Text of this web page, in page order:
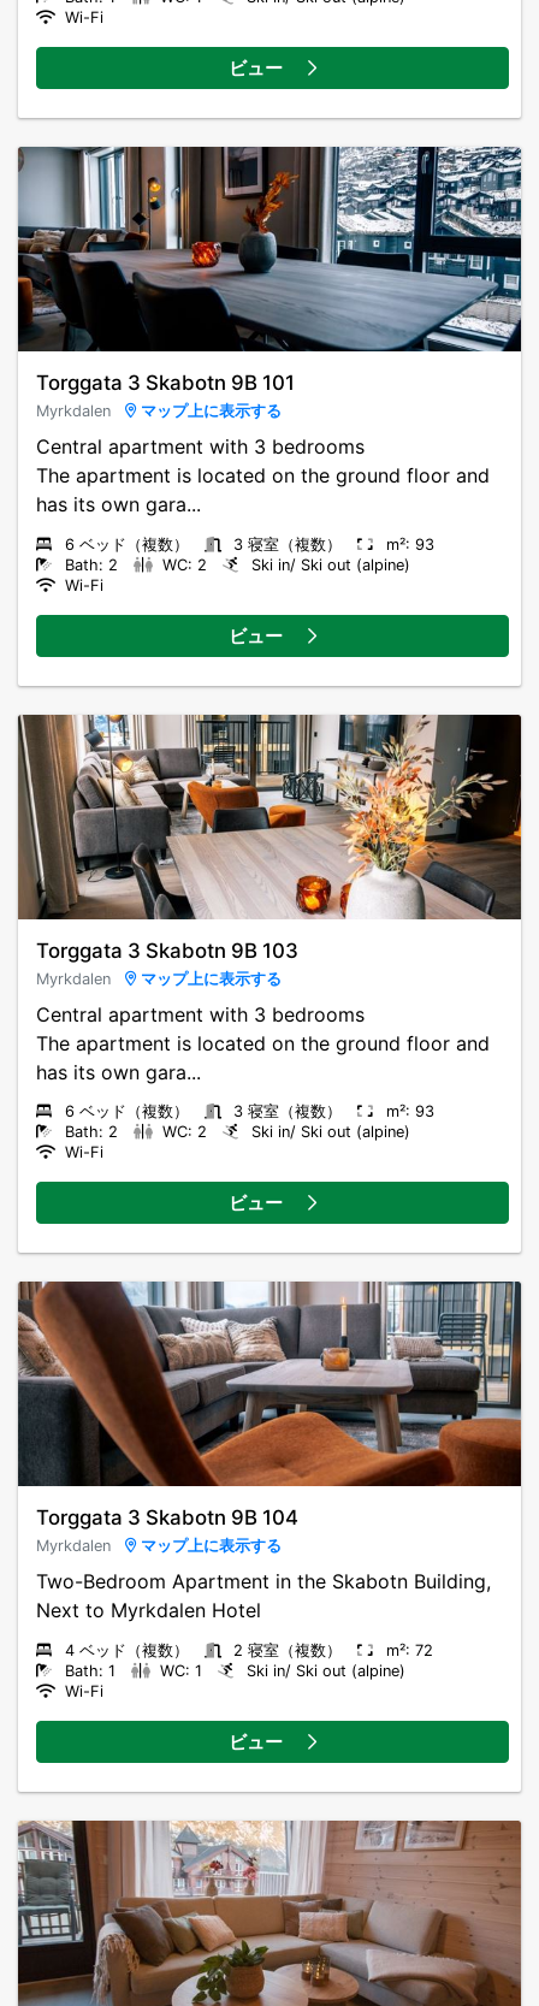
Wi-Fi
ビュー
Torggata 3 Skabotn 9B 101
Myrkdalen マップ上に表示する
Central apartment with 3 bedrooms
The apartment is located on the ground floor and
has its own gara...
6 ベッド（複数） 3 寝室（複数）
m²: 93
Bath: 2
WC: 2
Ski in/ Ski out (alpine)
Wi-Fi
ビュー
Torggata 3 Skabotn 9B 103
Myrkdalen マップ上に表示する
Central apartment with 3 bedrooms
The apartment is located on the ground floor and
has its own gara...
6 ベッド（複数） 3 寝室（複数）
m²: 93
Bath: 2
WC: 2
Ski in/ Ski out (alpine)
Wi-Fi
ビュー
Torggata 3 Skabotn 9B 104
Myrkdalen マップ上に表示する
Two-Bedroom Apartment in the Skabotn Building,
4 ベッド（複数） 2 寝室（複数）
m²: 72
Bath: 1
WC: 1
Ski in/ Ski out (alpine)
Wi-Fi
ビュー